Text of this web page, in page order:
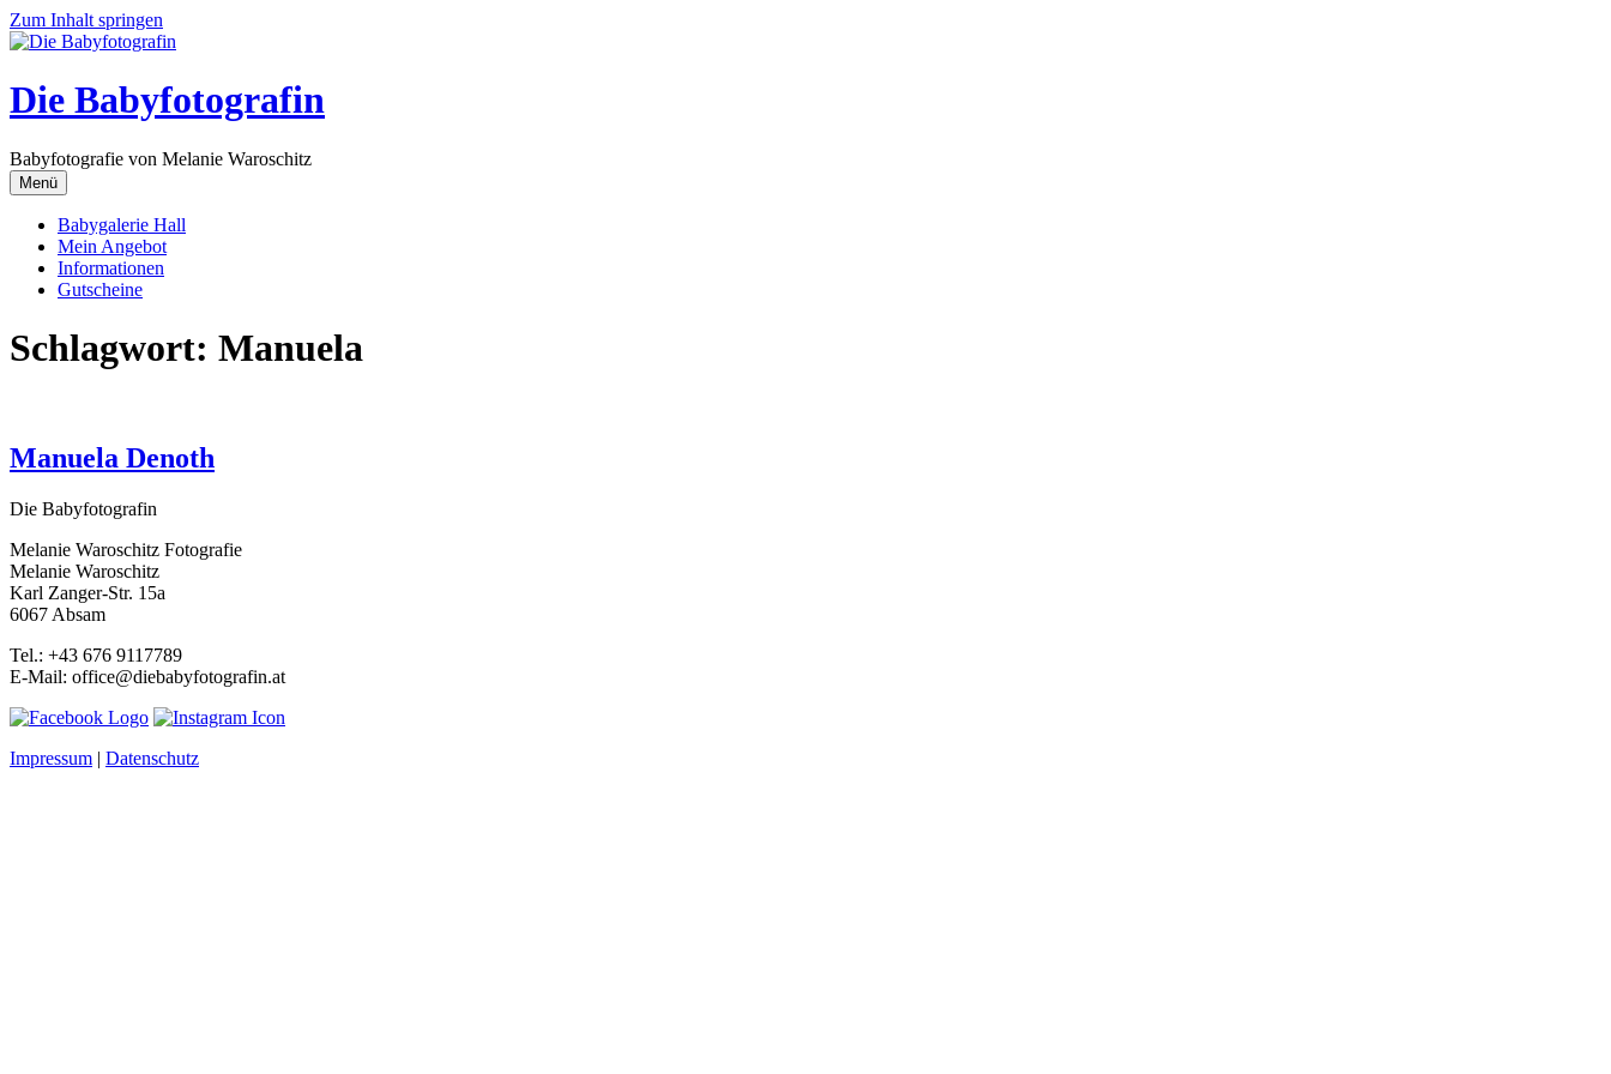
Zum Inhalt springen
Die Babyfotografin
Babyfotografie von Melanie Waroschitz
Menü
Babygalerie Hall
Mein Angebot
Informationen
Gutscheine
Schlagwort: Manuela
Manuela Denoth
Die Babyfotografin
Melanie Waroschitz Fotografie
Melanie Waroschitz
Karl Zanger-Str. 15a
6067 Absam
Tel.: +43 676 9117789
E-Mail: office@diebabyfotografin.at
Impressum | Datenschutz